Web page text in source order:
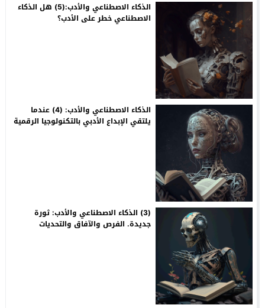
الذكاء الاصطناعي والأدب:(5) هل الذكاء
الاصطناعي خطر على الأدب؟
الذكاء الاصطناعي والأدب: (4) عندما
يلتقي الإبداع الأدبي بالتكنولوجيا الرقمية
(3) الذكاء الاصطناعي والأدب: ثورة
جديدة. الفرص والآفاق والتحديات